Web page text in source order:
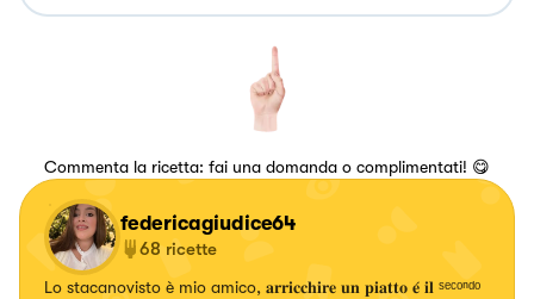
Commenta la ricetta: fai una domanda o complimentati! 😋
federicagiudice64
68 ricette
Lo stacanovisto è mio amico, 𝐚𝐫𝐫𝐢𝐜𝐜𝐡𝐢𝐫𝐞 𝐮𝐧 𝐩𝐢𝐚𝐭𝐭𝐨 𝐞́ 𝐢𝐥 ˢᵉᶜᵒⁿᵈᵒ